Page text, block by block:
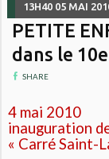
13H40 05 MAI
PETITE
dans le 10e
SHARE
4 mai 2010
inauguration
« Carré Saint-